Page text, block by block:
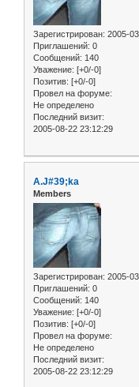
Зарегистрирован: 2005-
Приглашений: 0
Сообщений: 140
Уважение: [+0/-0]
Позитив: [+0/-0]
Провел на форуме:
Не определено
Последний визит:
2005-08-22 23:12:29
A.J#39;ka
Members
Зарегистрирован: 2005-
Приглашений: 0
Сообщений: 140
Уважение: [+0/-0]
Позитив: [+0/-0]
Провел на форуме:
Не определено
Последний визит:
2005-08-22 23:12:29